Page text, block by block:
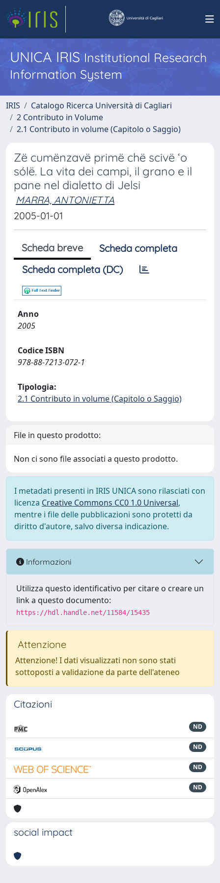
UNICA IRISInstitutional Research
Information System
IRIS
Catalogo Ricerca Università di Cagliari
2 Contributo in Volume
2.1 Contributo in volume (Capitolo o Saggio)
Zë cumënzavë primë chë scivë ‘o
sólë. La vita dei campi, il grano e il
pane nel dialetto di Jelsi
MARRA, ANTONIETTA
2005-01-01
Scheda breve
Scheda completa
Scheda completa (DC)
Anno
2005
Codice ISBN
978-88-7213-072-1
Tipologia:
2.1 Contributo in volume (Capitolo o Saggio)
File in questo prodotto:
Non ci sono file associati a questo prodotto.
I metadati presenti in IRIS UNICA sono rilasciati con
licenza Creative Commons CC0 1.0 Universal,
mentre i file delle pubblicazioni sono protetti da
diritto d'autore, salvo diversa indicazione.
Informazioni
Utilizza questo identificativo per citare o creare un
link a questo documento:
https://hdl.handle.net/11584/15435
Attenzione
Attenzione! I dati visualizzati non sono stati
sottoposti a validazione da parte dell'ateneo
Citazioni
ND
ND
ND
ND
social impact